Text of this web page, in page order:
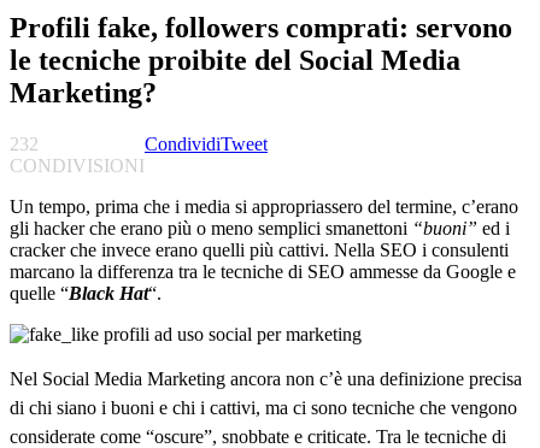
Profili fake, followers comprati: servono
le tecniche proibite del Social Media
Marketing?
232
CONDIVISIONI
CondividiTweet
Un tempo, prima che i media si appropriassero del termine, c’erano
gli hacker che erano più o meno semplici smanettoni “buoni” ed i
cracker che invece erano quelli più cattivi. Nella SEO i consulenti
marcano la differenza tra le tecniche di SEO ammesse da Google e
quelle “Black Hat“.
Nel Social Media Marketing ancora non c’è una definizione precisa
di chi siano i buoni e chi i cattivi, ma ci sono tecniche che vengono
considerate come “oscure”, snobbate e criticate. Tra le tecniche di